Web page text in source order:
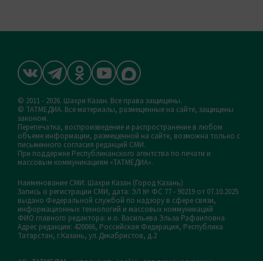
© 2011 - 2026. Шахри Казан. Все права защищены.
© ТАТМЕДИА. Все материалы, размещенные на сайте, защищены
законом.
Перепечатка, воспроизведение и распространение в любом
объеме информации, размещенной на сайте, возможна только с
письменного согласия редакций СМИ.
При поддержке Республиканского агентства по печати и
массовым коммуникациям «ТАТМЕДИА».
Наименование СМИ: Шахри Казан (Город Казань)
Запись о регистрации СМИ, дата: ЭЛ № ФС 77 - 90219 от 07.10.2025
выдано Федеральной службой по надзору в сфере связи,
информационных технологий и массовых коммуникаций
ФИО главного редактора: и.о. Васильева Эльза Рафаиловна
Адрес редакции: 420066, Российская Федерация, Республика
Татарстан, г.Казань, ул.Декабристов, д.2